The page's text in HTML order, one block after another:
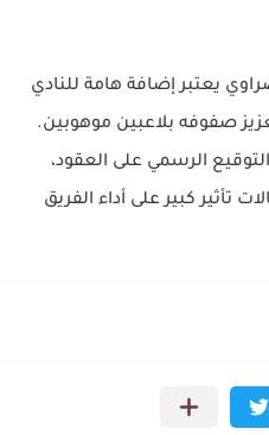
يعتبر إضافة هامة للنادي
صفوفه بلاعبين موهوبين.
الرسمي على العقود،
تأثير كبير على أداء الفريق